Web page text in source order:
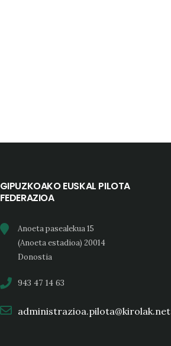
GIPUZKOAKO EUSKAL PILOTA
FEDERAZIOA
Anoeta pasealekua 15
(Anoeta estadioa) 20014
Donostia
943 47 14 63
administrazioa.pilota@kirolak.net